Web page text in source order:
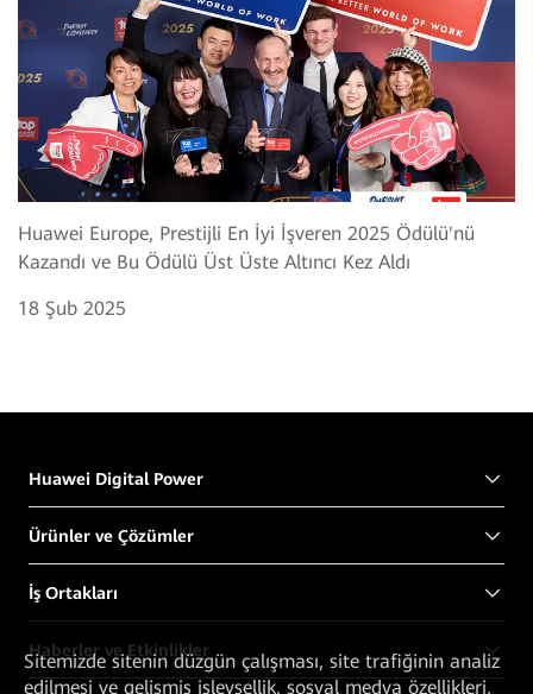
Huawei Europe, Prestijli En İyi İşveren 2025 Ödülü'nü
Kazandı ve Bu Ödülü Üst Üste Altıncı Kez Aldı
18 Şub 2025
Huawei Digital Power
Ürünler ve Çözümler
İş Ortakları
Haberler ve Etkinlikler
Sitemizde sitenin düzgün çalışması, site trafiğinin analiz
edilmesi ve gelişmiş işlevsellik, sosyal medya özellikleri,